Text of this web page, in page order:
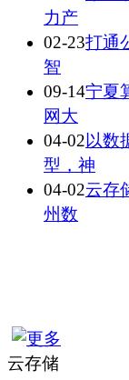
力产
02-23打通
智
09-14宁夏
网大
04-02以数
型，神
04-02云存
州数
云存储